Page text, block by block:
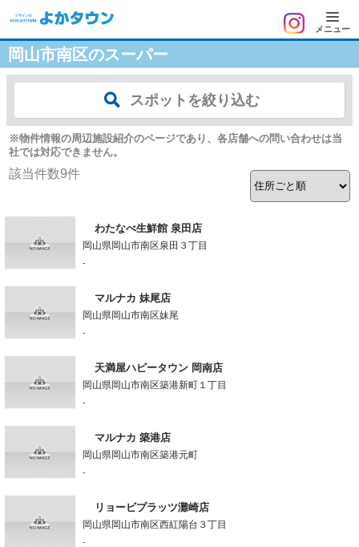
メニュー
岡山市南区のスーパー
スポットを絞り込む
※物件情報の周辺施設紹介のページであり、各店舗への問い合わせは当
社では対応できません。
該当件数9件
わたなべ生鮮館 泉田店
岡山県岡山市南区泉田３丁目
-
マルナカ 妹尾店
岡山県岡山市南区妹尾
-
天満屋ハピータウン 岡南店
岡山県岡山市南区築港新町１丁目
-
マルナカ 築港店
岡山県岡山市南区築港元町
-
リョービプラッツ灘崎店
岡山県岡山市南区西紅陽台３丁目
-